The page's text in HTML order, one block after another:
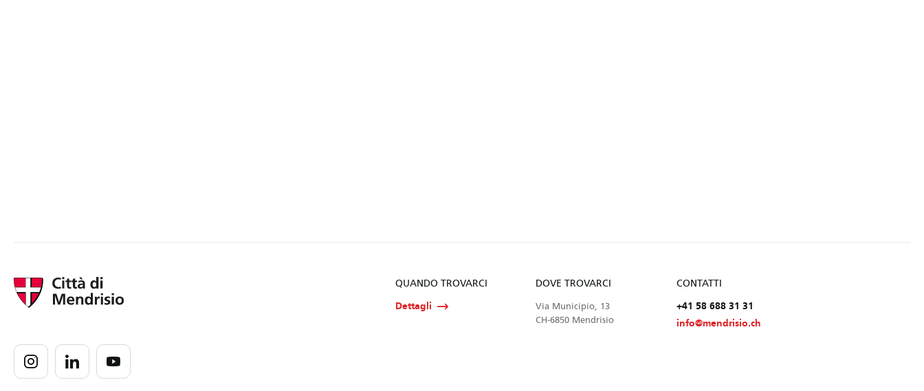
QUANDO TROVARCI
Dettagli
CONTATTI
+41 58 688 31 31
info@mendrisio.ch
DOVE TROVARCI
Via Municipio, 13
CH-6850 Mendrisio